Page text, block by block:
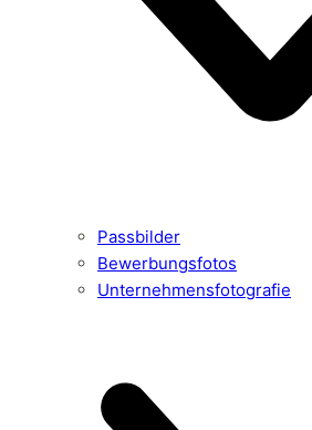
Passbilder
Bewerbungsfotos
Unternehmensfotografie